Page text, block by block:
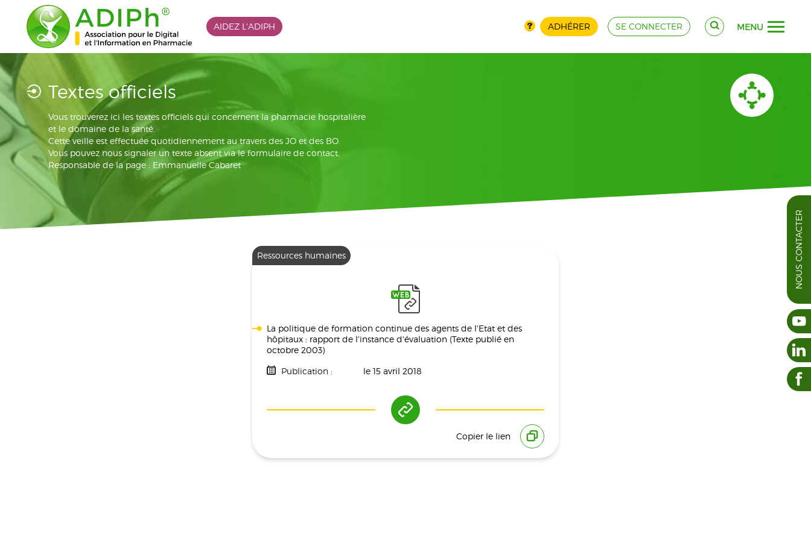
AIDEZ L'ADIPH ADHÉRER SE CONNECTER MENU
Textes officiels
Vous trouverez ici les textes officiels qui concernent la pharmacie hospitalière
et le domaine de la santé.
Cette veille est effectuée quotidiennement au travers des JO et des BO.
Vous pouvez nous signaler un texte absent via le formulaire de contact.
Responsable de la page : Emmanuelle Cabaret
Ressources humaines
La politique de formation continue des agents de l'Etat et des
hôpitaux : rapport de l'instance d'évaluation (Texte publié en
octobre 2003)
Publication :
le 15 avril 2018
Ressources Humaines
Copier le lien
NOUS CONTACTER